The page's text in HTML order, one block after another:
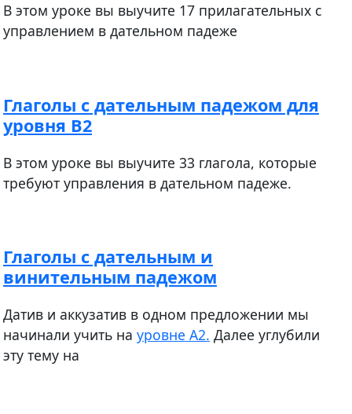
В этом уроке вы выучите 17 прилагательных с
управлением в дательном падеже
Глаголы с дательным падежом для
уровня В2
В этом уроке вы выучите 33 глагола, которые
требуют управления в дательном падеже.
Глаголы с дательным и
винительным падежом
​​​​​​Датив и аккузатив в одном предложении мы
начинали учить на уровне А2. Далее углубили
эту тему на